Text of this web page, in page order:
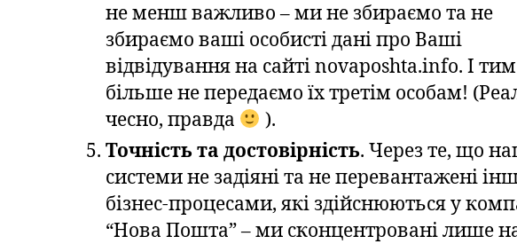
не менш важливо – ми не збираємо та не
збираємо ваші особисті дані про Ваші
відвідування на сайті novaposhta.info. І тим
більше не передаємо їх третім особам!
чесно, правда
).
Точність та достовірність. Через те, що
системи не задіяні та не перевантажені
бізнес-процесами, які здійснюються у
“Нова Пошта” – ми сконцентровані лише